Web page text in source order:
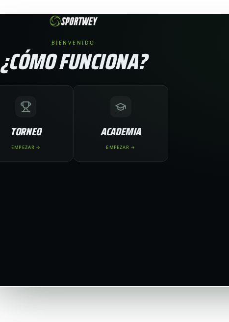
BIENVENIDO
¿CÓMO FUNCIONA?
TORNEO
EMPEZAR →
ACADEMIA
EMPEZAR →